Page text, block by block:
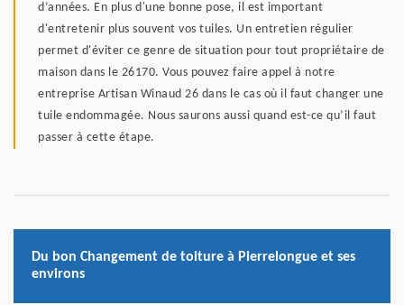
d’années. En plus d'une bonne pose, il est important
d'entretenir plus souvent vos tuiles. Un entretien régulier
permet d'éviter ce genre de situation pour tout propriétaire de
maison dans le 26170. Vous pouvez faire appel à notre
entreprise Artisan Winaud 26 dans le cas où il faut changer une
tuile endommagée. Nous saurons aussi quand est-ce qu’il faut
passer à cette étape.
Du bon Changement de toiture à Pierrelongue et ses
environs